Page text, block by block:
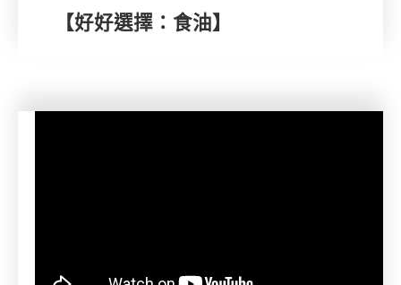
【好好選擇：食油】